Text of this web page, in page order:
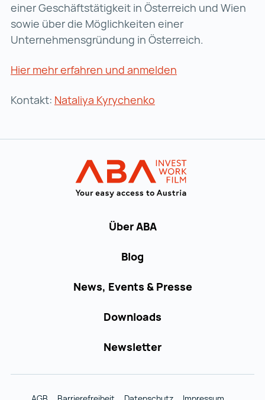
einer Geschäftstätigkeit in Österreich und Wien
sowie über die Möglichkeiten einer
Unternehmensgründung in Österreich.
Hier mehr erfahren und anmelden
Kontakt: Nataliya Kyrychenko
Über ABA
Blog
News, Events & Presse
Downloads
Newsletter